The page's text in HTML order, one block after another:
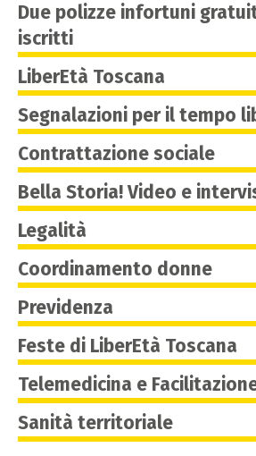
Due polizze infortuni
iscritti
LiberEtà Toscana
Segnalazioni per il tempo
Contrattazione sociale
Bella Storia! Video e
Legalità
Coordinamento donne
Previdenza
Feste di LiberEtà Toscana
Telemedicina e
Sanità territoriale